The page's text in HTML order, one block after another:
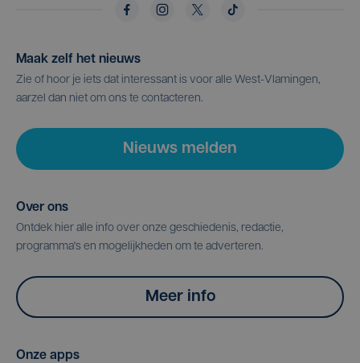
Maak zelf het nieuws
Zie of hoor je iets dat interessant is voor alle West-Vlamingen,
aarzel dan niet om ons te contacteren.
Nieuws melden
Over ons
Ontdek hier alle info over onze geschiedenis, redactie,
programma's en mogelijkheden om te adverteren.
Meer info
Onze apps